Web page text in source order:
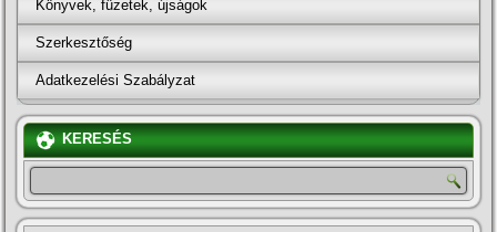
Könyvek, füzetek, újságok
Szerkesztőség
Adatkezelési Szabályzat
KERESÉS